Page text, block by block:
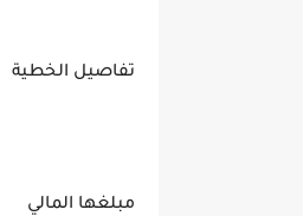
تفاصيل الخطية
مبلغها المالي